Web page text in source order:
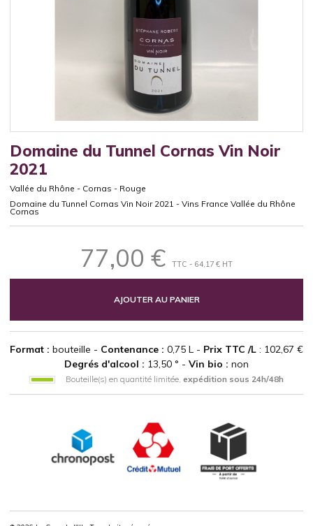
Domaine du Tunnel Cornas Vin Noir
2021
Vallée du Rhône - Cornas - Rouge
Domaine du Tunnel Cornas Vin Noir 2021 - Vins France Vallée du Rhône
Cornas
77,00 € TTC - 64,17 € HT
AJOUTER AU PANIER
Format : bouteille - Contenance : 0,75 L - Prix TTC /L : 102,67 €
Degrés d'alcool : 13,50 ° - Vin bio : non
Bouteille(s) en quantité limitée, expédition sous 24h/48h